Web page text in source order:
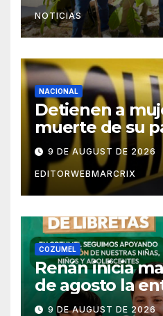
NOTICIAS
NACIONAL
Detienen a
muerte de su
Saltillo
9 DE AUGUST DE 2026
EDITORWEBMARCRIX
COZUMEL
Renán inicia
de agosto la
escolares en
9 DE AUGUST DE 2026